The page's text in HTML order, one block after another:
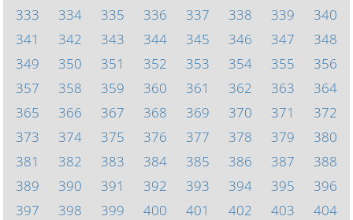
333
334 335 336 337 338 339
340
341
342 343 344 345 346 347
348
349
350 351 352 353 354 355
356
357
358 359 360 361 362 363
364
365
366 367 368 369 370 371
372
373
374 375 376 377 378 379
380
381
382 383 384 385 386 387
388
389
390 391 392 393 394 395
396
397
398 399 400 401 402 403
404